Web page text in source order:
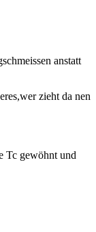
anstatt
zieht da nen
Tc gewöhnt und